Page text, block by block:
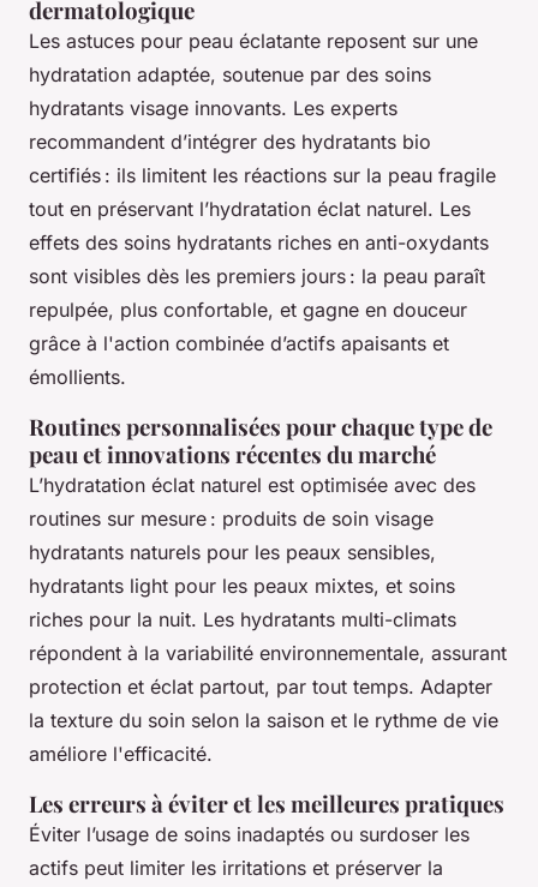
dermatologique
Les astuces pour peau éclatante reposent sur une
hydratation adaptée, soutenue par des soins
hydratants visage innovants. Les experts
recommandent d’intégrer des hydratants bio
certifiés : ils limitent les réactions sur la peau fragile
tout en préservant l’hydratation éclat naturel. Les
effets des soins hydratants riches en anti-oxydants
sont visibles dès les premiers jours : la peau paraît
repulpée, plus confortable, et gagne en douceur
grâce à l'action combinée d’actifs apaisants et
émollients.
Routines personnalisées pour chaque type de
peau et innovations récentes du marché
L’hydratation éclat naturel est optimisée avec des
routines sur mesure : produits de soin visage
hydratants naturels pour les peaux sensibles,
hydratants light pour les peaux mixtes, et soins
riches pour la nuit. Les hydratants multi-climats
répondent à la variabilité environnementale, assurant
protection et éclat partout, par tout temps. Adapter
la texture du soin selon la saison et le rythme de vie
améliore l'efficacité.
Les erreurs à éviter et les meilleures pratiques
Éviter l’usage de soins inadaptés ou surdoser les
actifs peut limiter les irritations et préserver la